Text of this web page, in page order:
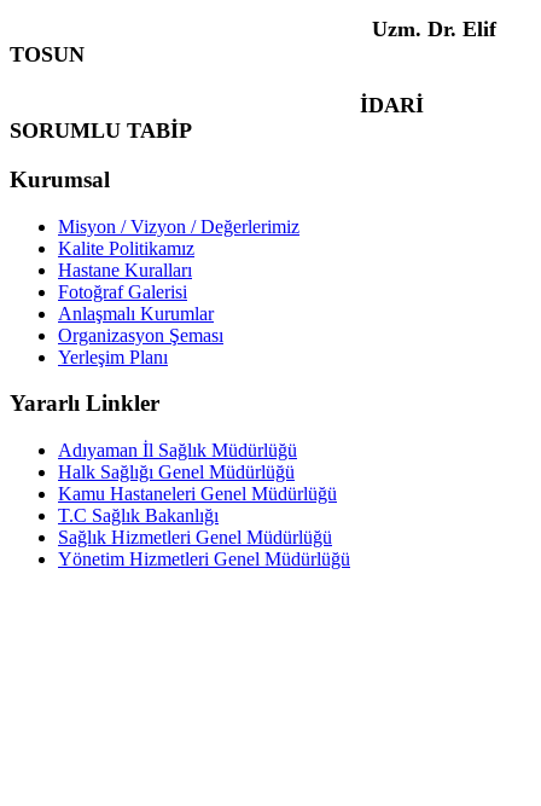
Uzm. Dr. Elif
TOSUN
İDARİ
SORUMLU TABİP
Kurumsal
Misyon / Vizyon / Değerlerimiz
Kalite Politikamız
Hastane Kuralları
Fotoğraf Galerisi
Anlaşmalı Kurumlar
Organizasyon Şeması
Yerleşim Planı
Yararlı Linkler
Adıyaman İl Sağlık Müdürlüğü
Halk Sağlığı Genel Müdürlüğü
Kamu Hastaneleri Genel Müdürlüğü
T.C Sağlık Bakanlığı
Sağlık Hizmetleri Genel Müdürlüğü
Yönetim Hizmetleri Genel Müdürlüğü